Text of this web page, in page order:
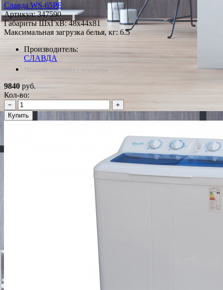
Славда WS-65PE
Артикул:347590
Габариты ШxГxВ: 48x44x81
Максимальная загрузка белья, кг: 6.5
Производитель:
СЛАВДА
*Наличие уточняйте у менеджера
9840 руб.
Кол-во:
−
+
Купить